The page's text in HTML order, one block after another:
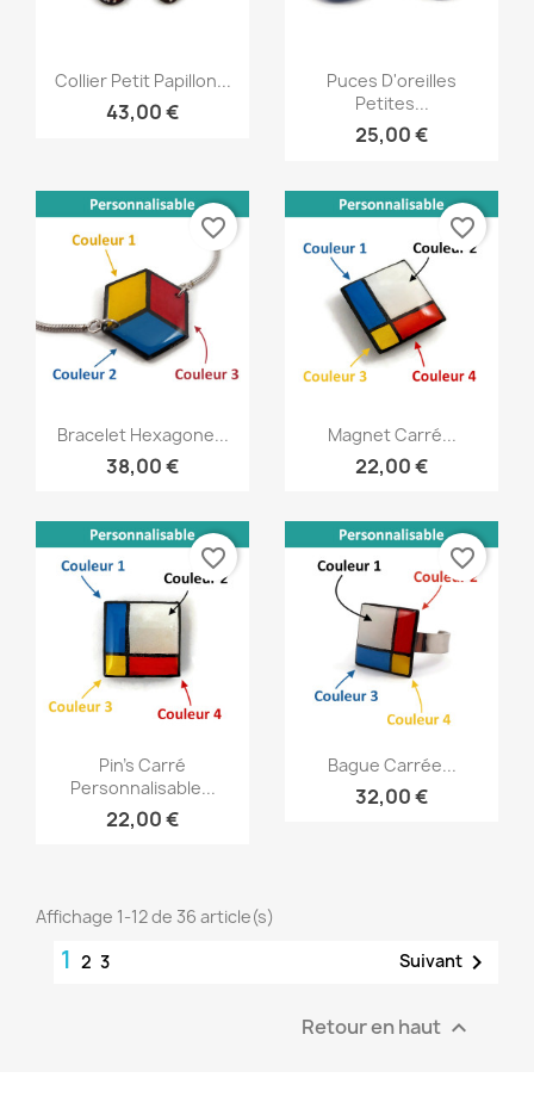
Aperçu rapide
Collier Petit Papillon...
43,00 €
Aperçu rapide
Puces D'oreilles
Petites...
25,00 €
Aperçu rapide
Bracelet Hexagone...
38,00 €
favorite_border
Aperçu rapide
Magnet Carré...
22,00 €
favorite_border
Aperçu rapide
Pin's Carré
Personnalisable...
22,00 €
favorite_border
Aperçu rapide
Bague Carrée...
32,00 €
favorite_border
Affichage 1-12 de 36 article(s)
1 2 3 Suivant 
Retour en haut 